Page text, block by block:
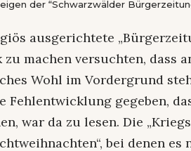
der “Schwarzwälder
ausgerichtete
zu machen versuchten, dass
Wohl im Vordergrund
Fehlentwicklung gegeben,
war da zu lesen. Die
bei denen es